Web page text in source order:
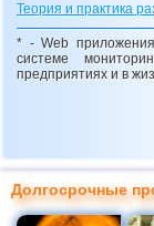
Теория и практика
* - Web приложения
системе
предприятиях и в
Долгосрочные